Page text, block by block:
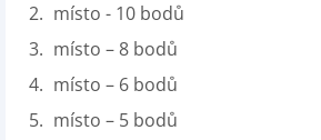
místo - 10 bodů
místo – 8 bodů
místo – 6 bodů
místo – 5 bodů